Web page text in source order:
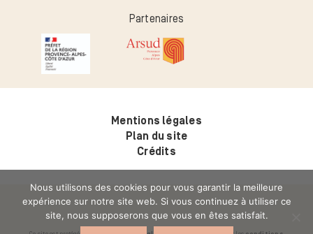
Partenaires
Mentions légales
Plan du site
Crédits
Nous utilisons des cookies pour vous garantir la meilleure
expérience sur notre site web. Si vous continuez à utiliser ce
site, nous supposerons que vous en êtes satisfait.